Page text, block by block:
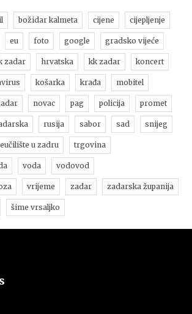
božidar kalmeta cijene cijepljenje
eu foto google gradsko vijeće
zadar hrvatska kk zadar koncert
košarka krađa mobitel
novac pag policija promet
rusija sabor sad snijeg
u zadru trgovina
voda vodovod
vrijeme zadar zadarska županija
šime vrsaljko